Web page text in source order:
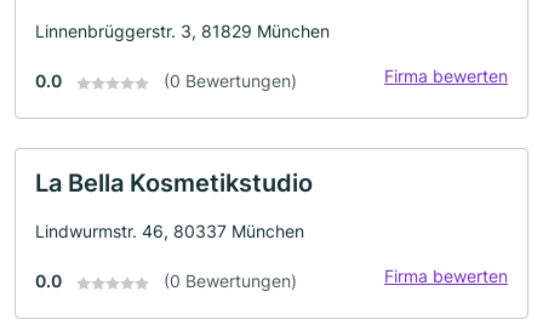
Linnenbrüggerstr. 3, 81829 München
0.0 (0 Bewertungen) Firma bewerten
La Bella Kosmetikstudio
Lindwurmstr. 46, 80337 München
0.0 (0 Bewertungen) Firma bewerten